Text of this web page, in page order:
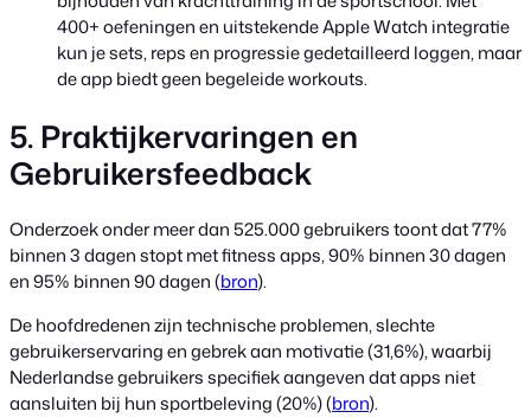
400+ oefeningen en uitstekende Apple Watch integratie
kun je sets, reps en progressie gedetailleerd loggen, maar
de app biedt geen begeleide workouts.
5. Praktijkervaringen en
Gebruikersfeedback
Onderzoek onder meer dan 525.000 gebruikers toont dat 77%
binnen 3 dagen stopt met fitness apps, 90% binnen 30 dagen
en 95% binnen 90 dagen (bron).
De hoofdredenen zijn technische problemen, slechte
gebruikerservaring en gebrek aan motivatie (31,6%), waarbij
Nederlandse gebruikers specifiek aangeven dat apps niet
aansluiten bij hun sportbeleving (20%) (bron).